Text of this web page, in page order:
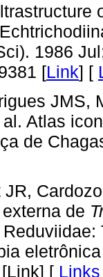
1986
[Link] [
JMS,
Atlas
de
de
[ Links